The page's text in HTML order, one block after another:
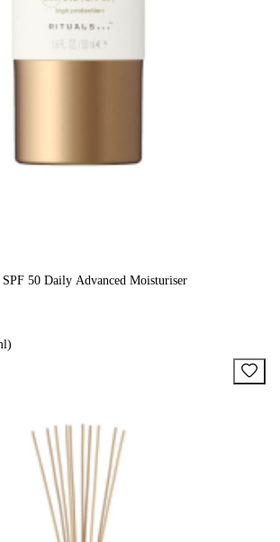
50 Daily Advanced Moisturiser